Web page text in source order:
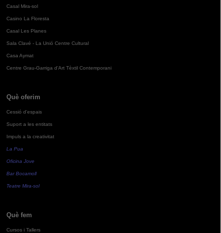
Casal Mira-sol
Casino La Floresta
Casal Les Planes
Sala Clavé - La Unió Centre Cultural
Casa Aymat
Centre Grau-Garriga d'Art Tèxtil Contemporani
Què oferim
Cessió d'espais
Suport a les entitats
Impuls a la creativitat
La Pua
Oficina Jove
Bar Bocamoll
Teatre Mira-sol
Què fem
Cursos i Tallers